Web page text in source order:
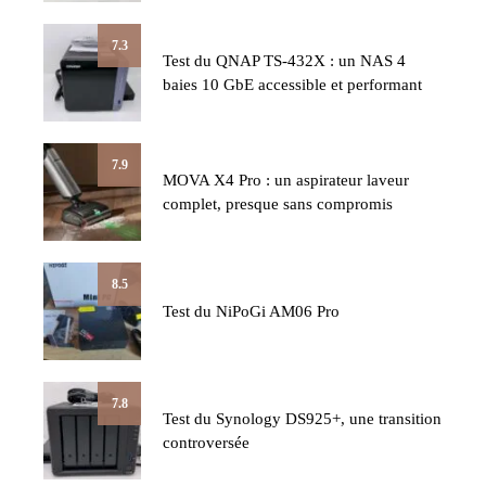
7.3
Test du QNAP TS-432X : un NAS 4
baies 10 GbE accessible et performant
7.9
MOVA X4 Pro : un aspirateur laveur
complet, presque sans compromis
8.5
Test du NiPoGi AM06 Pro
7.8
Test du Synology DS925+, une transition
controversée